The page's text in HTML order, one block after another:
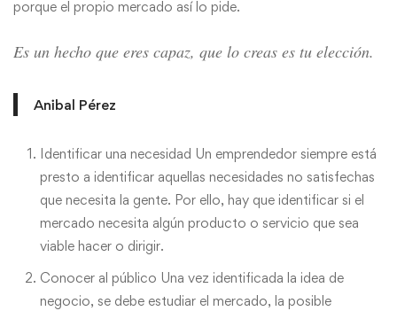
porque el propio mercado así lo pide.
Es un hecho que eres capaz, que lo creas es tu elección.
Anibal Pérez
Identificar una necesidad Un emprendedor siempre está
presto a identificar aquellas necesidades no satisfechas
que necesita la gente. Por ello, hay que identificar si el
mercado necesita algún producto o servicio que sea
viable hacer o dirigir.
Conocer al público Una vez identificada la idea de
negocio, se debe estudiar el mercado, la posible